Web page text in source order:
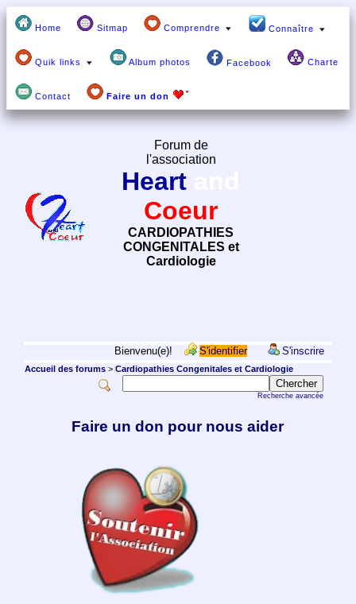
Home Sitmap Comprendre Connaître
Quik links Album photos Facebook Charte
Contact Faire un don
Forum de
l'association
Heart
Coeur
CARDIOPATHIES
CONGENITALES et
Cardiologie
Bienvenu(e)! S'identifier S'inscrire
Accueil des forums> Cardiopathies Congenitales et Cardiologie
Recherche avancée
Faire un don pour nous aider